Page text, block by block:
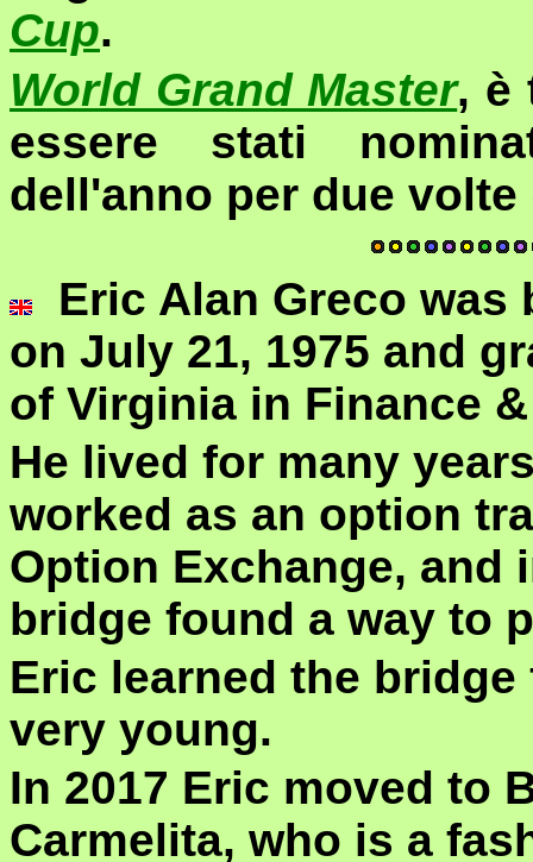
Cup.
World Grand Master, è
essere stati
dell'anno per due volte
Eric Alan Greco was
on July 21, 1975 and
of Virginia in Finance
He lived for many
worked as an option
Option Exchange, and
bridge found a way to
Eric learned the bridge
very young.
In 2017 Eric moved to
Carmelita, who is a